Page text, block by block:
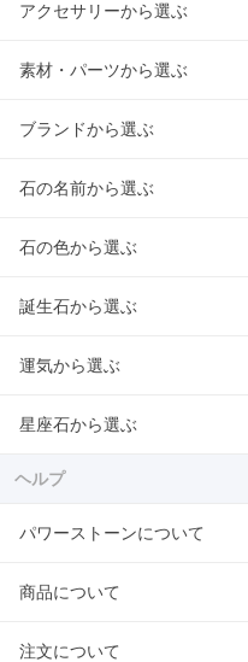
アクセサリーから選ぶ
素材・パーツから選ぶ
ブランドから選ぶ
石の名前から選ぶ
石の色から選ぶ
誕生石から選ぶ
運気から選ぶ
星座石から選ぶ
ヘルプ
パワーストーンについて
商品について
注文について